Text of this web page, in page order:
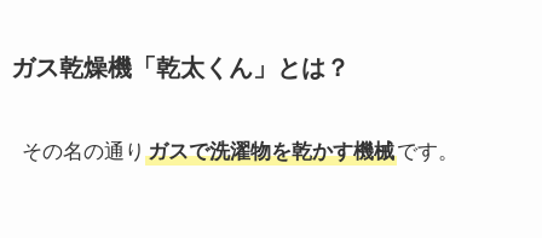
ガス乾燥機「乾太くん」とは？
その名の通り ガスで洗濯物を乾かす機械です。